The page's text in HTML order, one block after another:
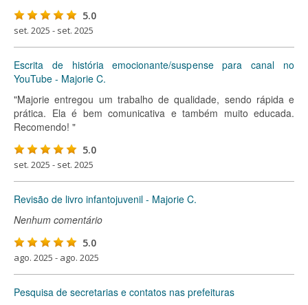
5.0
set. 2025 - set. 2025
Escrita de história emocionante/suspense para canal no
YouTube - Majorie C.
"Majorie entregou um trabalho de qualidade, sendo rápida e
prática. Ela é bem comunicativa e também muito educada.
Recomendo! "
5.0
set. 2025 - set. 2025
Revisão de livro infantojuvenil - Majorie C.
Nenhum comentário
5.0
ago. 2025 - ago. 2025
Pesquisa de secretarias e contatos nas prefeituras